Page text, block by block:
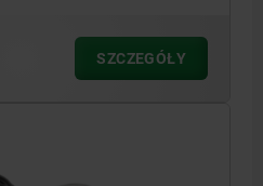
SZCZEGÓŁY